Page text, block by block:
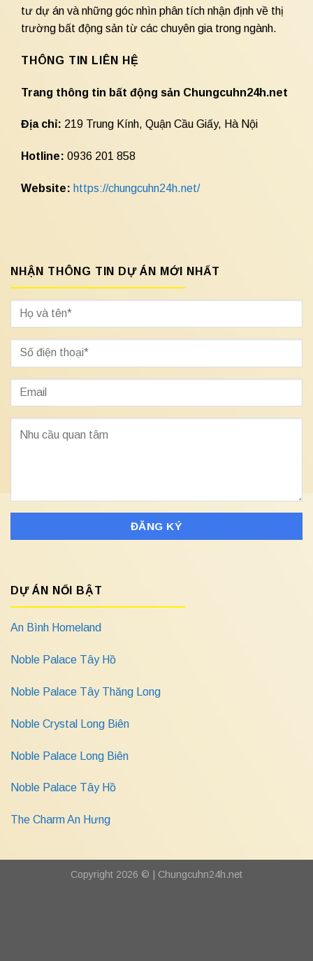
tư dự án và những góc nhìn phân tích nhận định về thị
trường bất động sản từ các chuyên gia trong ngành.
THÔNG TIN LIÊN HỆ
Trang thông tin bất động sản Chungcuhn24h.net
Địa chỉ: 219 Trung Kính, Quận Cầu Giấy, Hà Nội
Hotline: 0936 201 858
Website: https://chungcuhn24h.net/
NHẬN THÔNG TIN DỰ ÁN MỚI NHẤT
DỰ ÁN NỔI BẬT
An Bình Homeland
Noble Palace Tây Hồ
Noble Palace Tây Thăng Long
Noble Crystal Long Biên
Noble Palace Long Biên
Noble Palace Tây Hồ
The Charm An Hưng
Copyright 2026 © | Chungcuhn24h.net